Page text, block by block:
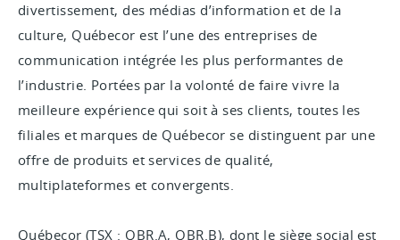
divertissement, des médias d’information et de la
culture, Québecor est l’une des entreprises de
communication intégrée les plus performantes de
l’industrie. Portées par la volonté de faire vivre la
meilleure expérience qui soit à ses clients, toutes les
filiales et marques de Québecor se distinguent par une
offre de produits et services de qualité,
multiplateformes et convergents.
Québecor (TSX : QBR.A, QBR.B), dont le siège social est